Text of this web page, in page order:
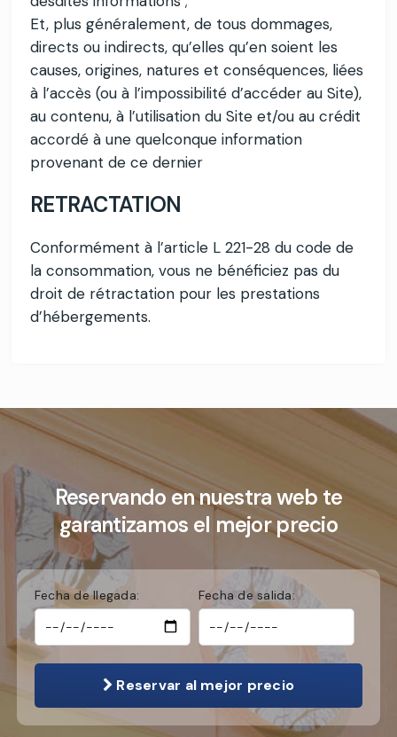
Et, plus généralement, de tous dommages,
directs ou indirects, qu’elles qu’en soient les
causes, origines, natures et conséquences, liées
à l’accès (ou à l’impossibilité d’accéder au Site),
au contenu, à l’utilisation du Site et/ou au crédit
accordé à une quelconque information
provenant de ce dernier
RETRACTATION
Conformément à l’article L 221-28 du code de
la consommation, vous ne bénéficiez pas du
droit de rétractation pour les prestations
d’hébergements.
Reservando en nuestra web te
garantizamos el mejor precio
Fecha de llegada: Fecha de salida:
Reservar al mejor precio